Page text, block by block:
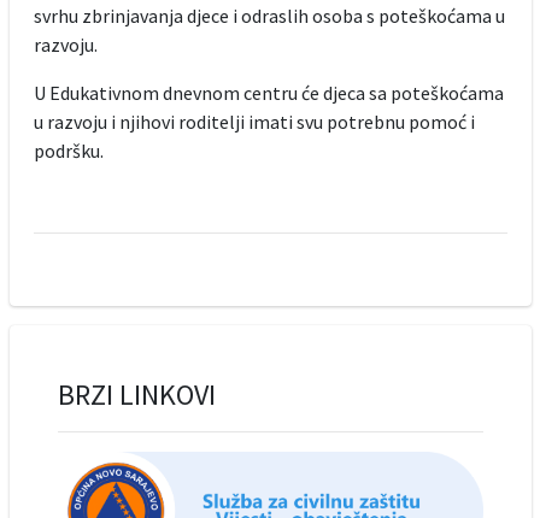
svrhu zbrinjavanja djece i odraslih osoba s poteškoćama u
razvoju.
U Edukativnom dnevnom centru će djeca sa poteškoćama
u razvoju i njihovi roditelji imati svu potrebnu pomoć i
podršku.
BRZI LINKOVI